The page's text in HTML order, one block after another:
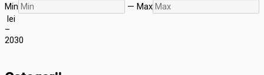
Min — Max
lei
–
2030